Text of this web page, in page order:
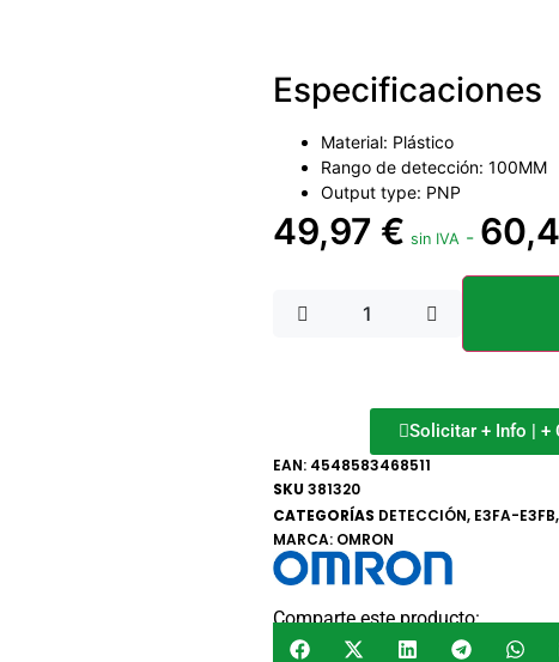
Especificaciones
Material: Plástico
Rango de detección: 100MM
Output type: PNP
49,97 € sin IVA -
Solicitar + Info | +
EAN: 4548583468511
SKU381320
CATEGORÍAS DETECCIÓN, E3FA-E3FB,
MARCA: OMRON
Comparte este producto: